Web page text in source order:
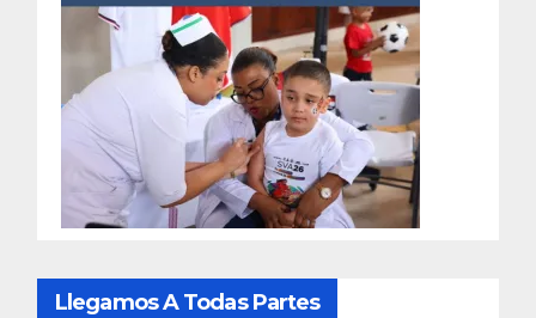
Llegamos A Todas Partes